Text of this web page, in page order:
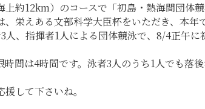
約12km）のコースで「初島・熱海間団体競
栄えある文部科学大臣杯をいただき、本年
、指揮者1人による団体競泳で、8/4正午
間は4時間です。泳者3人のうち1人でも落
して下さいね。